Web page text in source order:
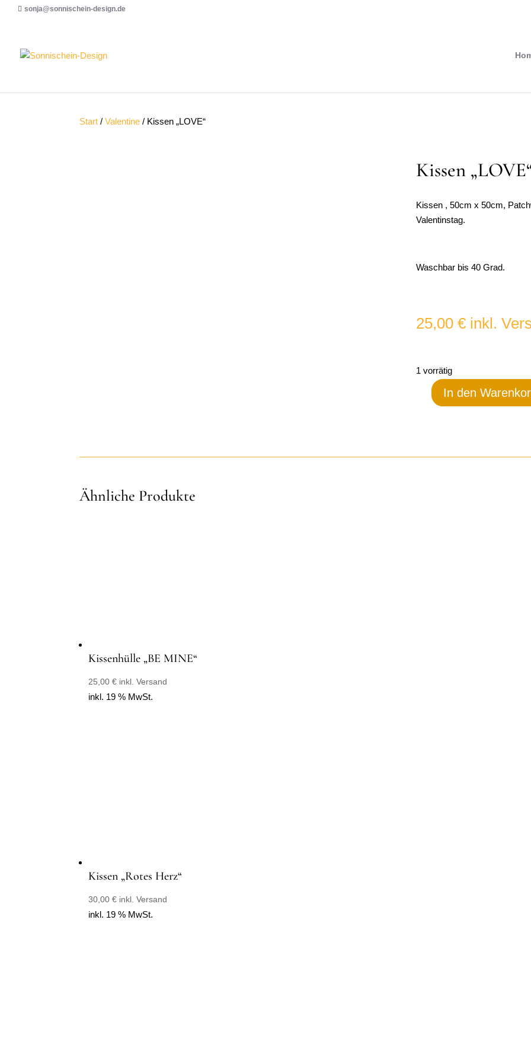
sonja@sonnischein-design.de
Start /Valentine / Kissen „LOVE“
Kissen
Kissen , 50cm x 50cm,
Valentinstag.
Waschbar bis 40 Grad.
25,00 € inkl.
1 vorrätig
Kissen
In den
Ähnliche Produkte
Kissenhülle „BE MINE“
25,00€ inkl. Versand
inkl. 19 % MwSt.
Kissen „Rotes Herz“
30,00€ inkl. Versand
inkl. 19 % MwSt.